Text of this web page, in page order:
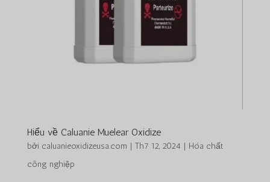
Hiểu về Caluanie Muelear Oxidize
bởi caluanieoxidizeusa.com | Th7 12, 2024 | Hóa chất
công nghiệp